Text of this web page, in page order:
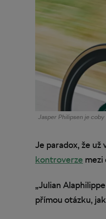
Jasper Philipsen je
Je paradox, že
kontroverze mezi
„Julian
přímou otázku,